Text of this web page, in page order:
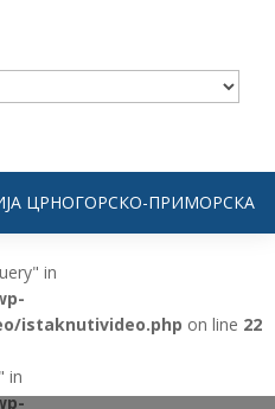
ЦРНОГОРСКО-ПРИМОРСКА
in
istaknutivideo.php on line 22
in